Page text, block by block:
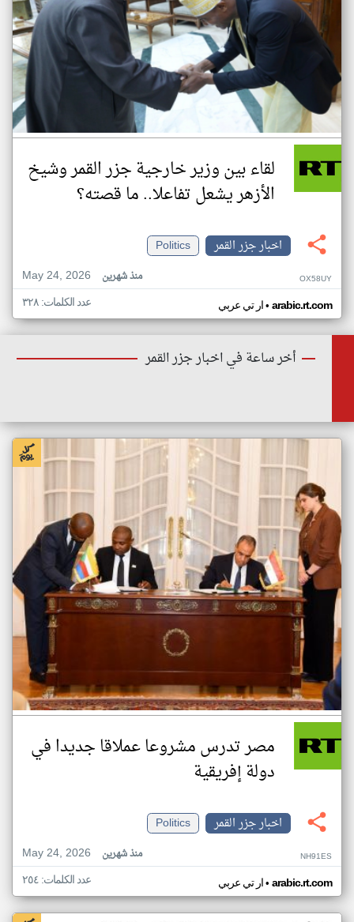
لقاء بين وزير خارجية جزر القمر وشيخ
الأزهر يشعل تفاعلا.. ما قصته؟
اخبار جزر القمر
Politics
May 24, 2026
منذ شهرين OX58UY
ار تي عربي• arabic.rt.com عدد الكلمات: ٣٢٨
أخر ساعة في اخبار جزر القمر
مصر تدرس مشروعا عملاقا جديدا في
دولة إفريقية
اخبار جزر القمر
Politics
May 24, 2026
منذ شهرين NH91ES
ار تي عربي• arabic.rt.com عدد الكلمات: ٢٥٤